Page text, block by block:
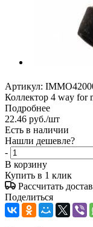
Артикул:
Коллектор 4 way
Подробнее
22.46 руб./шт
Есть в наличии
Нашли дешевле?
-
В корзину
Купить в 1 клик
Рассчитать
Поделиться